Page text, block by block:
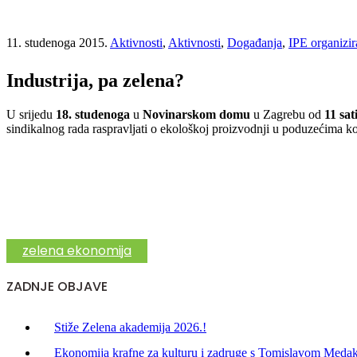
11. studenoga 2015. Aktivnosti, Aktivnosti, Događanja, IPE
Industrija, pa zelena?
U srijedu 18. studenoga u Novinarskom domu u Zagrebu od 11 sati
sindikalnog rada raspravljati o ekološkoj proizvodnji u poduzećima
zelena ekonomija
ZADNJE OBJAVE
Stiže Zelena akademija 2026.!
Ekonomija krafne za kulturu i zadruge s Tomislavom